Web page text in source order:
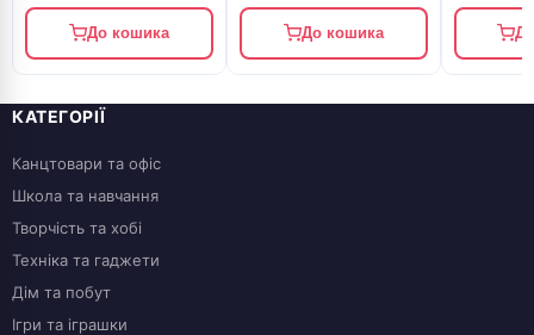
До кошика До кошика
КАТЕГОРІЇ
Канцтовари та офіс
Школа та навчання
Творчість та хобі
Техніка та гаджети
Дім та побут
Ігри та іграшки